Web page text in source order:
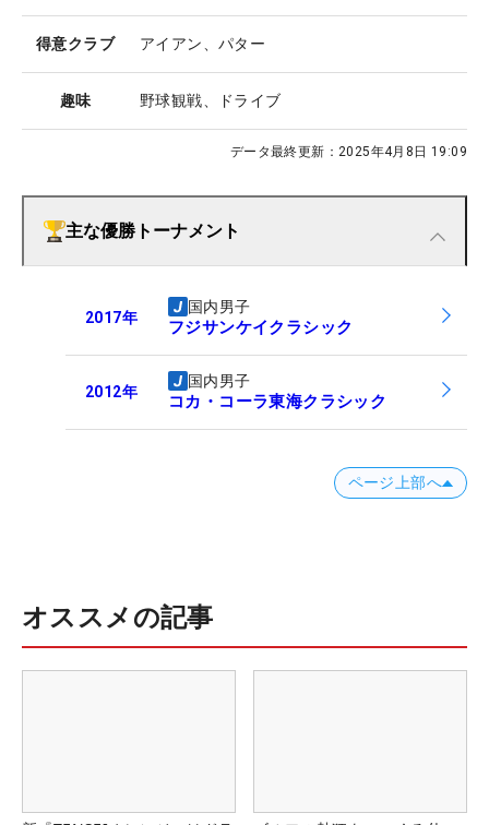
得意クラブ アイアン、パター
趣味 野球観戦、ドライブ
データ最終更新： 2025年4月8日 19:09
主な優勝トーナメント
2017年
国内男子
フジサンケイクラシック
2012年
国内男子
コカ・コーラ東海クラシック
ページ上部へ
オススメの記事